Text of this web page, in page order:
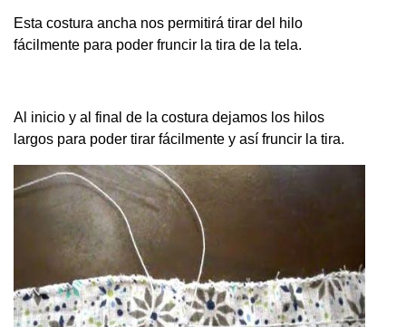
Esta costura ancha nos permitirá tirar del hilo
fácilmente para poder fruncir la tira de la tela.
Al inicio y al final de la costura dejamos los hilos
largos para poder tirar fácilmente y así fruncir la tira.